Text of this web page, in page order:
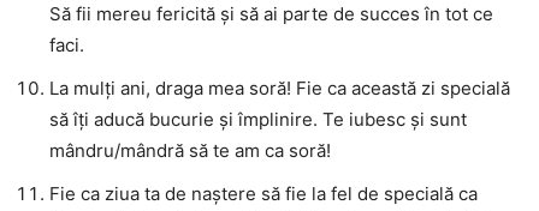
Să fii mereu fericită și să ai parte de succes în tot ce
faci.
La mulți ani, draga mea soră! Fie ca această zi specială
să îți aducă bucurie și împlinire. Te iubesc și sunt
mândru/mândră să te am ca soră!
Fie ca ziua ta de naștere să fie la fel de specială ca